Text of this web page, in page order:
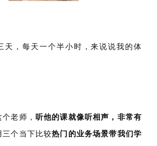
天，每天一个半小时，来说说我的体
老师， 听他的课就像听相声，非常有
三个当下比较热门的业务场景带我们学